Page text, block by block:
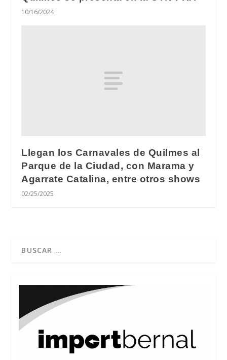
10/16/2024
Llegan los Carnavales de Quilmes al
Parque de la Ciudad, con Marama y
Agarrate Catalina, entre otros shows
02/25/2025